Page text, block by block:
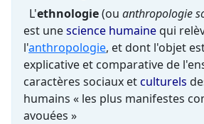
L'ethnologie(ou anthropologie
est unescience humainequi
l'anthropologie, et dont l'objet
explicative et comparative de
caractères sociaux etculturels
humains « les plus manifestes
avouées »